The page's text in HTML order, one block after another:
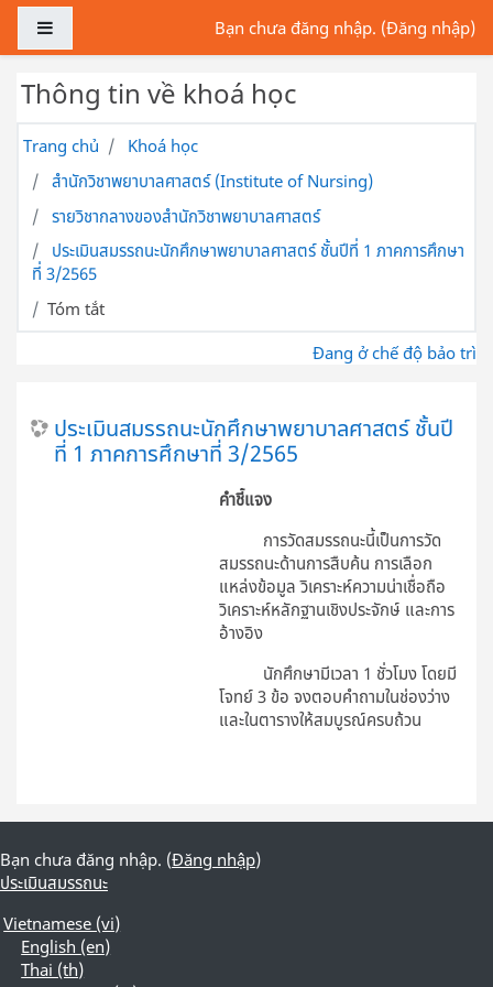
Chuyển tới nội dung chính
Bảng điều khiển cạnhBạn chưa đăng nhập. (Đăng nhập)
Thông tin về khoá học
Trang chủ
Khoá học
สำนักวิชาพยาบาลศาสตร์ (Institute of Nursing)
รายวิชากลางของสำนักวิชาพยาบาลศาสตร์
ประเมินสมรรถนะนักศึกษาพยาบาลศาสตร์ ชั้นปีที่ 1 ภาคการศึกษา
ที่ 3/2565
Tóm tắt
Đang ở chế độ bảo trì
ประเมินสมรรถนะนักศึกษาพยาบาลศาสตร์ ชั้นปี
ที่ 1 ภาคการศึกษาที่ 3/2565
คำชี้แจง
การวัดสมรรถนะนี้เป็นการวัด
สมรรถนะด้านการสืบค้น การเลือก
แหล่งข้อมูล วิเคราะห์ความน่าเชื่อถือ
วิเคราะห์หลักฐานเชิงประจักษ์ และการ
อ้างอิง
นักศึกษามีเวลา 1 ชั่วโมง โดยมี
โจทย์ 3 ข้อ จงตอบคำถามในช่องว่าง
และในตารางให้สมบูรณ์ครบถ้วน
Bạn chưa đăng nhập. (Đăng nhập)
ประเมินสมรรถนะ
Vietnamese ‎(vi)‎
English ‎(en)‎
Thai ‎(th)‎